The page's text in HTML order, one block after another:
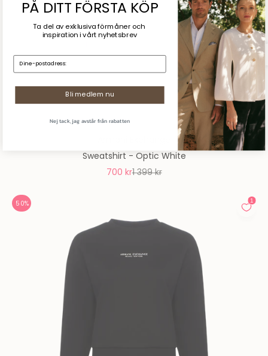
Sweatshirt - Optic White
REA-pris
700 krPris
1 399 kr
50%
PÅ DITT FÖRSTA KÖP
Ta del av exklusiva förmåner och
inspirationi vårt nyhetsbrev
E-mail:
Bli medlem nu
Nej tack, jag avstår från rabatten